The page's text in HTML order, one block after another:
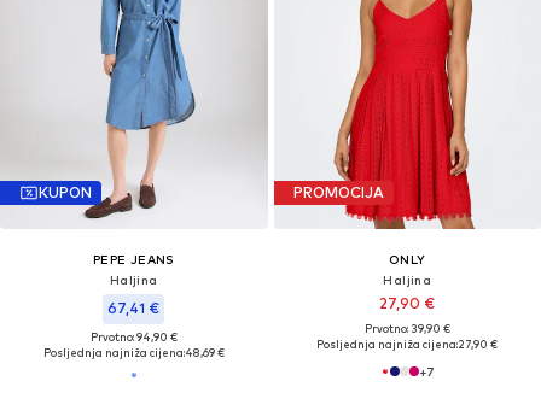
KUPON
PEPE JEANS
Haljina
67,41 €
Prvotno: 94,90 €
Posljednja najniža cijena:48,69 €
PROMOCIJA
ONLY
Haljina
27,90 €
Prvotno: 39,90 €
Posljednja najniža cijena:27,90 €
+7